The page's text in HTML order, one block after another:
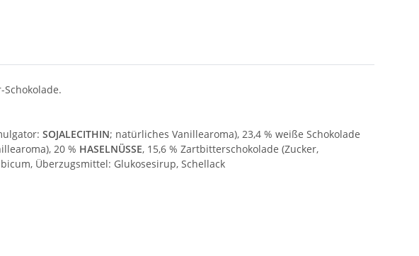
SOJALECITHIN; natürliches Vanillearoma), 23,4 % weiße Schokolade
20 % HASELNÜSSE, 15,6 % Zartbitterschokolade (Zucker,
Überzugsmittel: Glukosesirup, Schellack